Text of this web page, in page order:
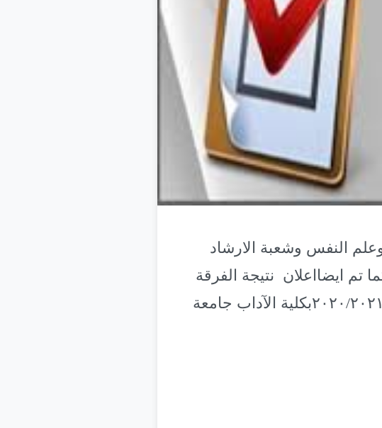
وعلم النفس وشعبة الارشاد
للفصل الدراسى الثانى للعام الجامعى ٢٠٢٠/٢٠٢١ كما تم ايضااعلان نتيجة الفرقة
الثالثة فلسفة انتساب للفصل الدراسى الثانى للعام الجامعى ٢٠٢٠/٢٠٢١بكلية الآداب جامعة